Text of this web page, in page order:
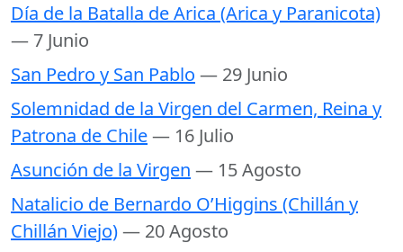
Día de la Batalla de Arica (Arica y Paranicota)
— 7 Junio
San Pedro y San Pablo — 29 Junio
Solemnidad de la Virgen del Carmen, Reina y
Patrona de Chile— 16 Julio
Asunción de la Virgen — 15 Agosto
Natalicio de Bernardo O’Higgins (Chillán y
Chillán Viejo)— 20 Agosto